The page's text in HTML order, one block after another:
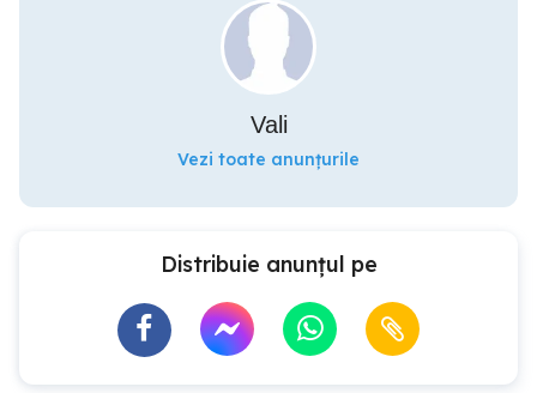
Vali
Vezi toate anunțurile
Distribuie anunțul pe